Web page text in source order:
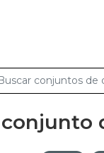
conjunto